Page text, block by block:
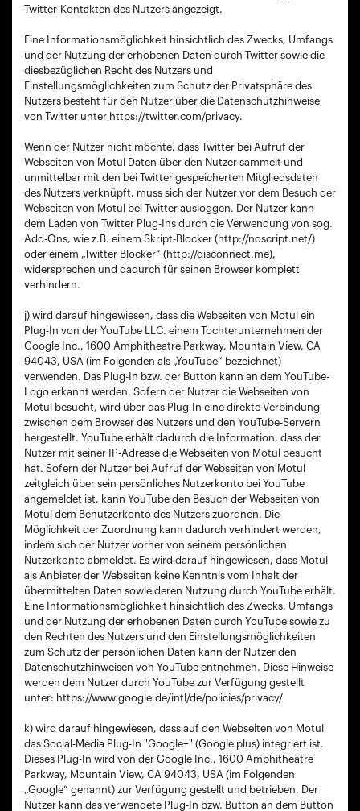
Twitter-Kontakten des Nutzers angezeigt.
Eine Informationsmöglichkeit hinsichtlich des Zwecks, Umfangs
und der Nutzung der erhobenen Daten durch Twitter sowie die
diesbezüglichen Recht des Nutzers und
Einstellungsmöglichkeiten zum Schutz der Privatsphäre des
Nutzers besteht für den Nutzer über die Datenschutzhinweise
von Twitter unter https://twitter.com/privacy.
Wenn der Nutzer nicht möchte, dass Twitter bei Aufruf der
Webseiten von Motul Daten über den Nutzer sammelt und
unmittelbar mit den bei Twitter gespeicherten Mitgliedsdaten
des Nutzers verknüpft, muss sich der Nutzer vor dem Besuch der
Webseiten von Motul bei Twitter ausloggen. Der Nutzer kann
dem Laden von Twitter Plug-Ins durch die Verwendung von sog.
Add-Ons, wie z.B. einem Skript-Blocker (http://noscript.net/)
oder einem „Twitter Blocker“ (http://disconnect.me),
widersprechen und dadurch für seinen Browser komplett
verhindern.
j) wird darauf hingewiesen, dass die Webseiten von Motul ein
Plug-In von der YouTube LLC. einem Tochterunternehmen der
Google Inc., 1600 Amphitheatre Parkway, Mountain View, CA
94043, USA (im Folgenden als „YouTube“ bezeichnet)
verwenden. Das Plug-In bzw. der Button kann an dem YouTube-
Logo erkannt werden. Sofern der Nutzer die Webseiten von
Motul besucht, wird über das Plug-In eine direkte Verbindung
zwischen dem Browser des Nutzers und den YouTube-Servern
hergestellt. YouTube erhält dadurch die Information, dass der
Nutzer mit seiner IP-Adresse die Webseiten von Motul besucht
hat. Sofern der Nutzer bei Aufruf der Webseiten von Motul
zeitgleich über sein persönliches Nutzerkonto bei YouTube
angemeldet ist, kann YouTube den Besuch der Webseiten von
Motul dem Benutzerkonto des Nutzers zuordnen. Die
Möglichkeit der Zuordnung kann dadurch verhindert werden,
indem sich der Nutzer vorher von seinem persönlichen
Nutzerkonto abmeldet. Es wird darauf hingewiesen, dass Motul
als Anbieter der Webseiten keine Kenntnis vom Inhalt der
übermittelten Daten sowie deren Nutzung durch YouTube erhält.
Eine Informationsmöglichkeit hinsichtlich des Zwecks, Umfangs
und der Nutzung der erhobenen Daten durch YouTube sowie zu
den Rechten des Nutzers und den Einstellungsmöglichkeiten
zum Schutz der persönlichen Daten kann der Nutzer den
Datenschutzhinweisen von YouTube entnehmen. Diese Hinweise
werden dem Nutzer durch YouTube zur Verfügung gestellt
unter: https://www.google.de/intl/de/policies/privacy/
k) wird darauf hingewiesen, dass auf den Webseiten von Motul
das Social-Media Plug-In "Google+" (Google plus) integriert ist.
Dieses Plug-In wird von der Google Inc., 1600 Amphitheatre
Parkway, Mountain View, CA 94043, USA (im Folgenden
„Google“ genannt) zur Verfügung gestellt und betrieben. Der
Nutzer kann das verwendete Plug-In bzw. Button an dem Button